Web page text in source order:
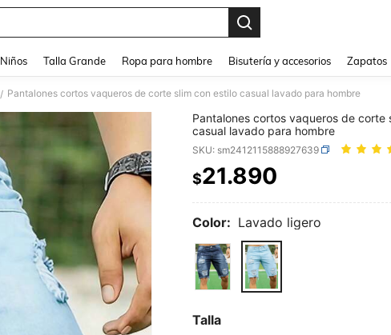
Niños Talla Grande Ropa para hombre Bisutería y accesorios Zapatos
/ Pantalones cortos vaqueros de corte slim con estilo casual lavado para hombre
Pantalones cortos vaqueros de corte
casual lavado para hombre
SKU: sm2412115888927639
PRICE AND
$21.890
Color: Lavado ligero
Talla